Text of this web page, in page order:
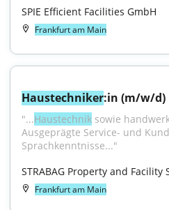
SPIE Efficient Facilities GmbH
Frankfurt am Main
Haustechniker:in (m/w/d)
"...Haustechnik sowie
Ausgeprägte Service- und
Sprachkenntnisse..."
STRABAG Property and Facility
Frankfurt am Main